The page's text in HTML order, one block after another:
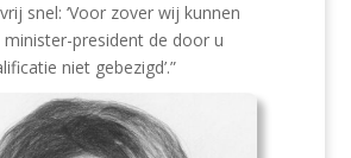
snel: ‘Voor zover wij kunnen
president de door u
niet gebezigd’.”